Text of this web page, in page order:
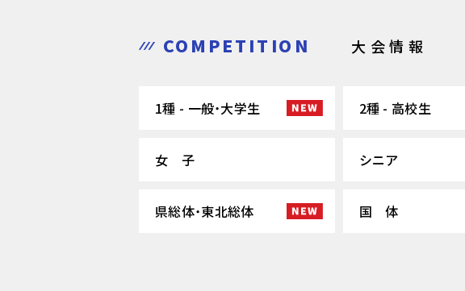
COMPETITION 大会情報
1種 - 一般・大学生 2種 - 高校生
女 子 シニア
県総体・東北総体 国 体